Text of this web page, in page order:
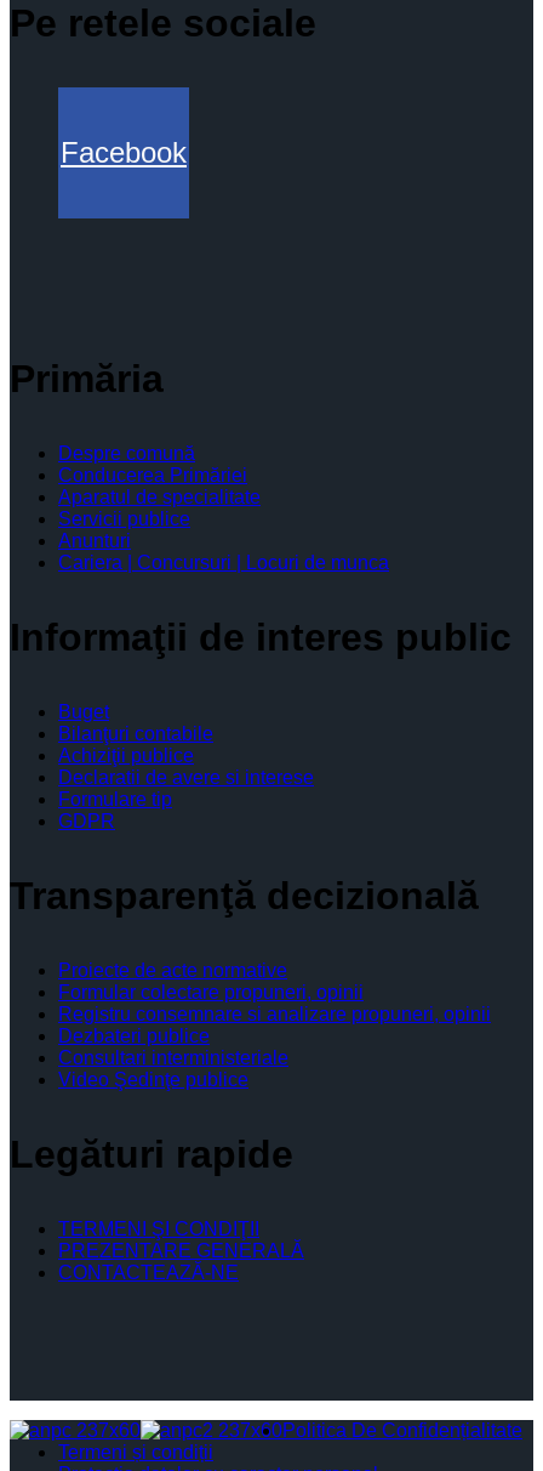
Pe retele sociale
Facebook
Primăria
Despre comună
Conducerea Primăriei
Aparatul de specialitate
Servicii publice
Anunturi
Cariera | Concursuri | Locuri de munca
Informaţii de interes public
Buget
Bilanţuri contabile
Achiziţii publice
Declaratii de avere si interese
Formulare tip
GDPR
Transparenţă decizională
Proiecte de acte normative
Formular colectare propuneri, opinii
Registru consemnare si analizare propuneri, opinii
Dezbateri publice
Consultari interministeriale
Video Şedinţe publice
Legături rapide
TERMENI ŞI CONDIŢII
PREZENTARE GENERALĂ
CONTACTEAZĂ-NE
Politica De Confidențialitate
Termeni și condiții